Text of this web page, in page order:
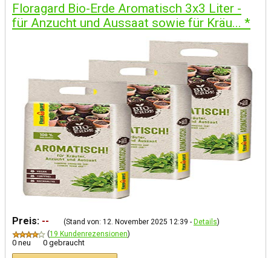
Floragard Bio-Erde Aromatisch 3x3 Liter -
für Anzucht und Aussaat sowie für Kräu... *
Preis: -- (Stand von: 12. November 2025 12:39 - Details)
(19 Kundenrezensionen)
0 neu 0 gebraucht